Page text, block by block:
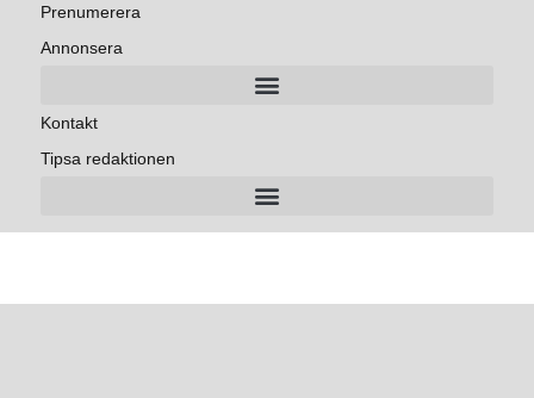
Prenumerera
Annonsera
Kontakt
Tipsa redaktionen